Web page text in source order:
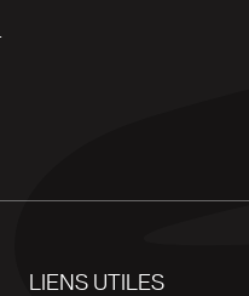
LIENS UTILES